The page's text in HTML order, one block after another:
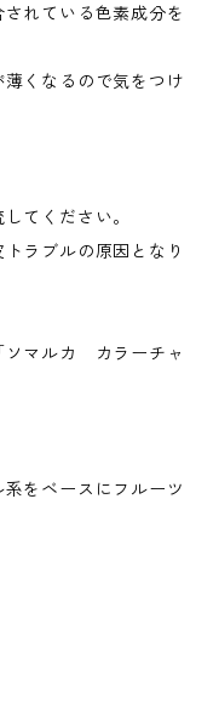
れている色素成分を
くなるので気をつけ
てください。
ラブルの原因となり
ソマルカ カラーチャ
をベースにフルーツ